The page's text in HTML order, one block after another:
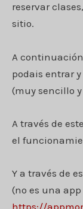
reservar
sitio.
A
podais entrar
(muy sencillo
A través de
el
Y a través de
(no es una
https://